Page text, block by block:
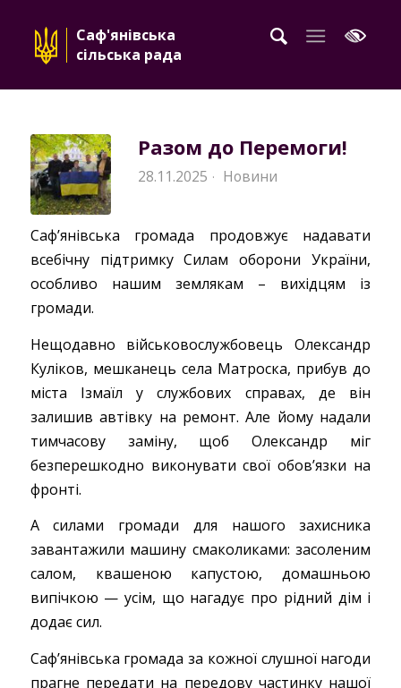
Саф'янівська
сільська рада
Разом до Перемоги!
28.11.2025 · Новини
Саф’янівська громада продовжує надавати
всебічну підтримку Силам оборони України,
особливо нашим землякам – вихідцям із
громади.
Нещодавно військовослужбовець Олександр
Куліков, мешканець села Матроска, прибув до
міста Ізмаїл у службових справах, де він
залишив автівку на ремонт. Але йому надали
тимчасову заміну, щоб Олександр міг
безперешкодно виконувати свої обов’язки на
фронті.
А силами громади для нашого захисника
завантажили машину смаколиками: засоленим
салом, квашеною капустою, домашньою
випічкою — усім, що нагадує про рідний дім і
додає сил.
Саф’янівська громада за кожної слушної нагоди
прагне передати на передову частинку нашої